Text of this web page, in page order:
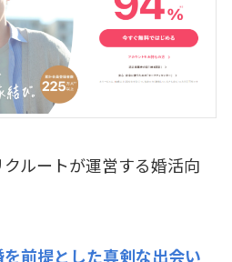
ルートが運営する婚活向
前提とした真剣な出会い